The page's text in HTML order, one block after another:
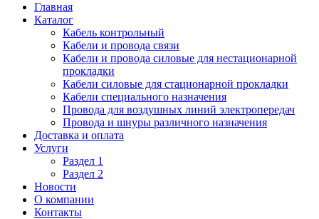
Главная
Каталог
Кабель контрольный
Кабели и провода связи
Кабели и провода силовые для нестационарной
прокладки
Кабели силовые для стационарной прокладки
Кабели специального назначения
Провода для воздушных линий электропередач
Провода и шнуры различного назначения
Доставка и оплата
Услуги
Раздел 1
Раздел 2
Новости
О компании
Контакты